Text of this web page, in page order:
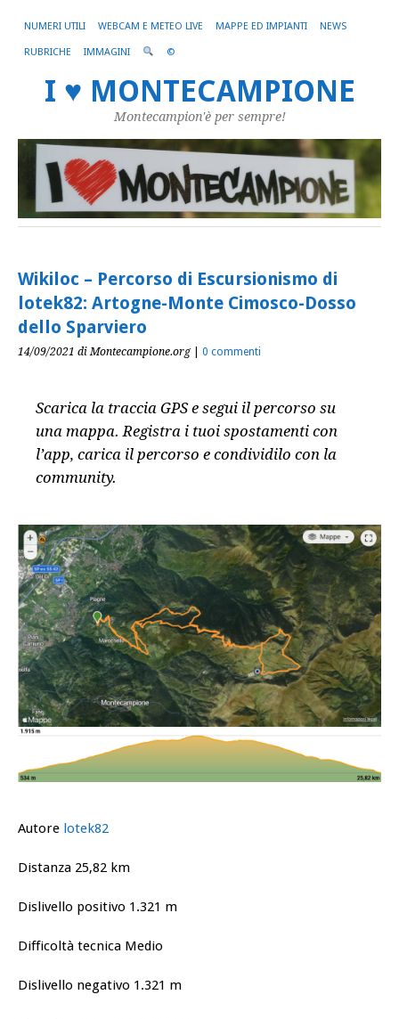
NUMERI UTILI WEBCAM E METEO LIVE MAPPE ED IMPIANTI NEWS
RUBRICHE IMMAGINI ©
I ♥ MONTECAMPIONE
Montecampion'è per sempre!
Wikiloc – Percorso di Escursionismo di
lotek82: Artogne-Monte Cimosco-Dosso
dello Sparviero
14/09/2021 di Montecampione.org| 0 commenti
Scarica la traccia GPS e segui il percorso su
una mappa. Registra i tuoi spostamenti con
l’app, carica il percorso e condividilo con la
community.
Autore lotek82
Distanza 25,82 km
Dislivello positivo 1.321 m
Difficoltà tecnica Medio
Dislivello negativo 1.321 m